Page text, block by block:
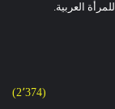
العربية.
(2٬374)